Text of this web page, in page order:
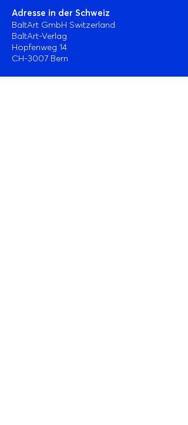
Adresse in der Schweiz
BaltArt GmbH Switzerland
BaltArt-Verlag
Hopfenweg 14
CH-3007 Bern
Daniel Sägesser